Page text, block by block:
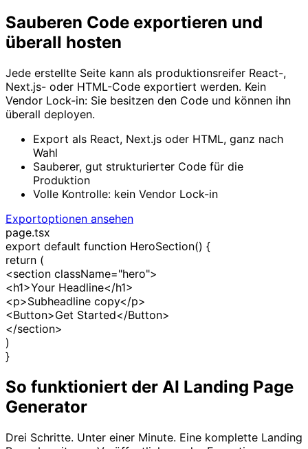
Sauberen Code exportieren und
überall hosten
Jede erstellte Seite kann als produktionsreifer React-,
Next.js- oder HTML-Code exportiert werden. Kein
Vendor Lock-in: Sie besitzen den Code und können ihn
überall deployen.
Export als React, Next.js oder HTML, ganz nach
Wahl
Sauberer, gut strukturierter Code für die
Produktion
Volle Kontrolle: kein Vendor Lock-in
Exportoptionen ansehen
page.tsx
export default function HeroSection() {
return (
<section className="hero">
<h1>Your Headline</h1>
<p>Subheadline copy</p>
<Button>Get Started</Button>
</section>
)
}
So funktioniert der AI Landing Page
Generator
Drei Schritte. Unter einer Minute. Eine komplette Landing